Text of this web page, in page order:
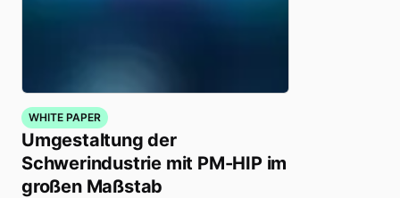
WHITE PAPER
Umgestaltung der
Schwerindustrie mit PM-HIP im
großen Maßstab